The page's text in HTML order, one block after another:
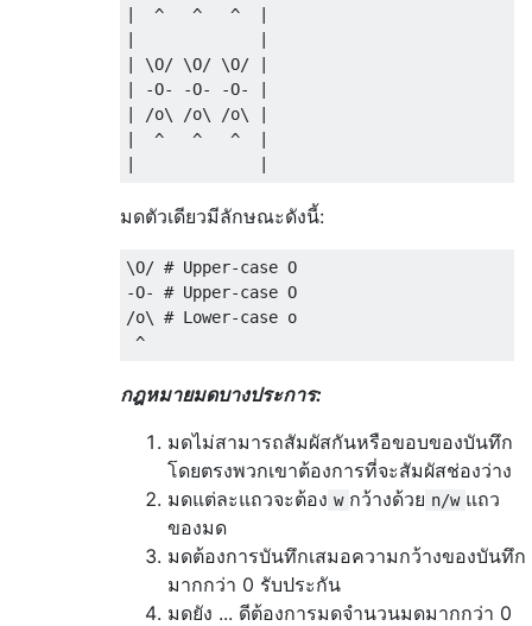
|  ^   ^   ^  |
| \O/ \O/ \O/ |
| -O- -O- -O- |
| /o\ /o\ /o\ |
|  ^   ^   ^  |
มดตัวเดียวมีลักษณะดังนี้:
\O/ # Upper-case O
-O- # Upper-case O
/o\ # Lower-case o
กฎหมายมดบางประการ:
มดไม่สามารถสัมผัสกันหรือขอบของบันทึก
โดยตรงพวกเขาต้องการที่จะสัมผัสช่องว่าง
มดแต่ละแถวจะต้อง w กว้างด้วย n/w แถว
ของมด
มดต้องการบันทึกเสมอความกว้างของบันทึก
มากกว่า 0 รับประกัน
มดยัง ... ดีต้องการมดจำนวนมดมากกว่า 0